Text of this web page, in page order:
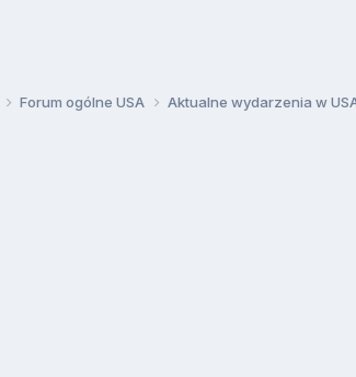
Forum ogólne USA Aktualne wydarzenia w